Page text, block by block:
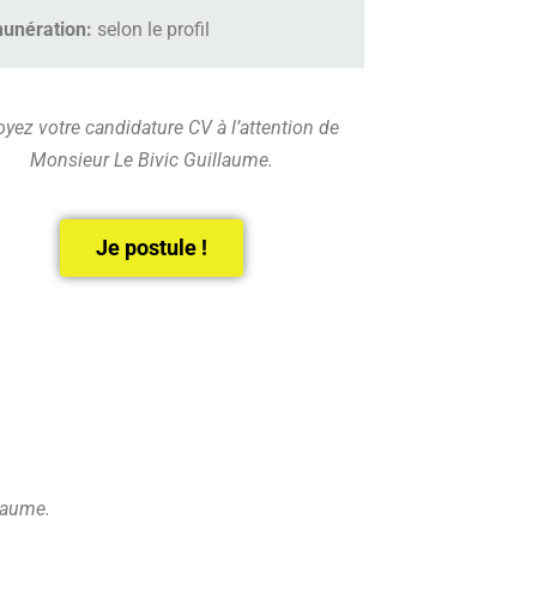
selon le profil
votre candidature CV à l’attention de
Monsieur Le Bivic Guillaume.
Je postule !